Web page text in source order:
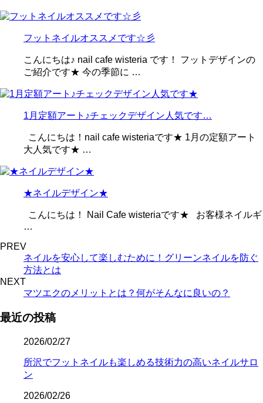
フットネイルオススメです☆彡
こんにちは♪ nail cafe wisteria です！ フットデザインの
ご紹介です★ 今の季節に …
1月定額アート♪チェックデザイン人気です…
こんにちは！nail cafe wisteriaです★ 1月の定額アート
大人気です★ …
★ネイルデザイン★
こんにちは！ Nail Cafe wisteriaです★ お客様ネイルギ
…
PREV
ネイルを安心して楽しむために！グリーンネイルを防ぐ
方法とは
NEXT
マツエクのメリットとは？何がそんなに良いの？
最近の投稿
2026/02/27
所沢でフットネイルも楽しめる技術力の高いネイルサロ
ン
2026/02/26